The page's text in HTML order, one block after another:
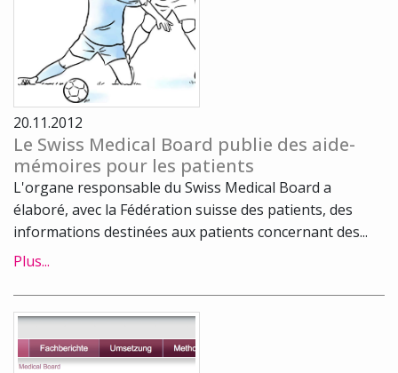
20.11.2012
Le Swiss Medical Board publie des aide-
mémoires pour les patients
L'organe responsable du Swiss Medical Board a
élaboré, avec la Fédération suisse des patients, des
informations destinées aux patients concernant des...
Plus...